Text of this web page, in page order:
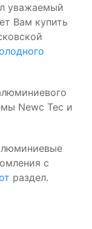
уважаемый
Вам купить
Newс Tec и
с
раздел.